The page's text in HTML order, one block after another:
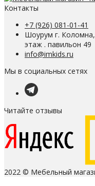
Контакты
+7 (926) 081-01-41
Шоурум г.
этаж . павильон 49
info@imkids.ru
Мы в социальных сетях
Читайте отзывы
2022 © Мебельный